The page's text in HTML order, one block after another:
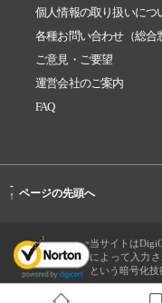
個人情報の取り扱いにつ
各種お問い合わせ（総合
ご意見・ご要望
運営会社のご案内
FAQ
-
↑ ページの先頭へ
当サイトは
によって入力
という暗号化技